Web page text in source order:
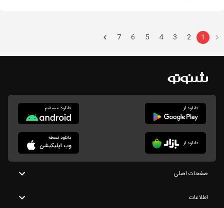
1
2
3
4
5
6
7
صفحات اصلی
اطلاعات